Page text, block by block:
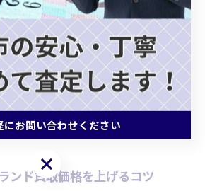
ど多角的な視点でチェックし、偽物のリ
プロセスを通じて、消費者は「本物が正
品質保証を得られるのです。
た買取店では、買取後も再販時に真贋保
あります。これにより、購入者側も安心
れることができ、二次流通市場の健全化
ンド買取価格を上げるコツ
にお問い合わせください
にお問い合わせください